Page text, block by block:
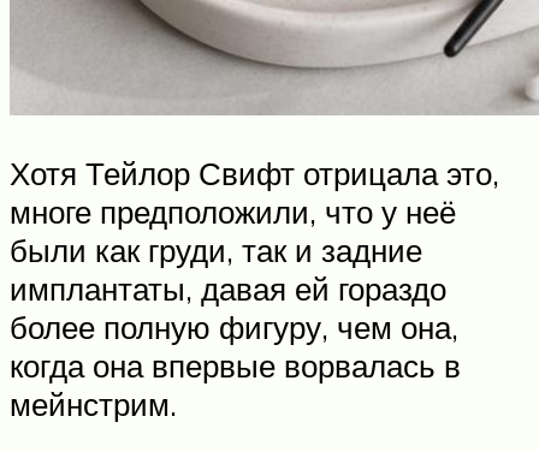
Хотя Тейлор Свифт отрицала это,
многе предположили, что у неё
были как груди, так и задние
имплантаты, давая ей гораздо
более полную фигуру, чем она,
когда она впервые ворвалась в
мейнстрим.